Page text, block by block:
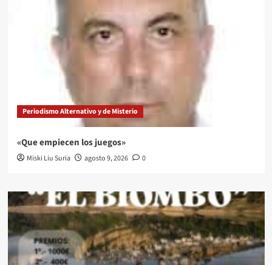
Periodismo Alternativo y de Misterio
«Que empiecen los juegos»
Miski Liu Suria agosto 9, 2026 0